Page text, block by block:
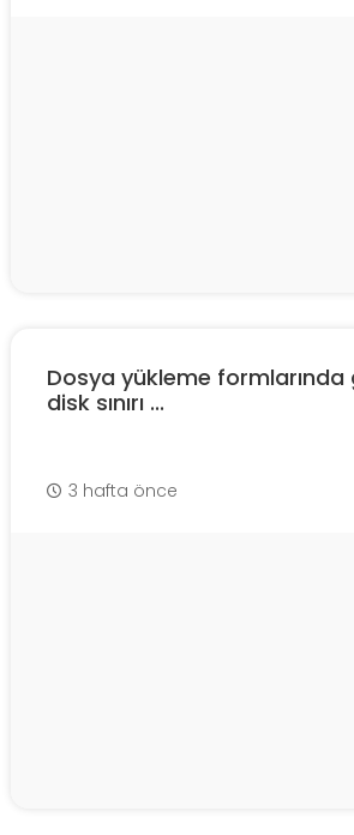
Dosya yükleme formlarında
disk sınırı ...
3 hafta önce